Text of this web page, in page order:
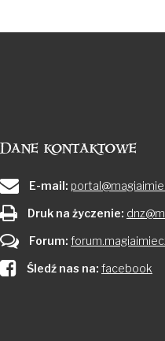
Dane kontaktowe
E-mail:
Druk na życzenie:
Forum:
Śledź nas na: facebook